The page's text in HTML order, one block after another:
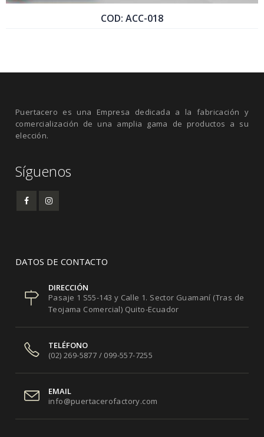
COD: ACC-018
Puertacero es una Empresa dedicada a la fabricación y
comercialización de una amplia gama de productos a su
elección.
Síguenos
DATOS DE CONTACTO
DIRECCIÓN
Pasaje 1 S55-143 y Calle 1. Sector Guamaní (Tras de
Teojama Comercial) Quito-Ecuador
TELÉFONO
(02) 269-5877 / 099-557-7255
EMAIL
info@puertacerofactory.com